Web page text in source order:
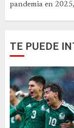
pandemia en
TE PUEDE